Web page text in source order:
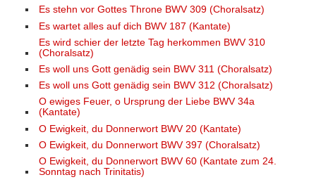
Es stehn vor Gottes Throne BWV 309 (Choralsatz)
Es wartet alles auf dich BWV 187 (Kantate)
Es wird schier der letzte Tag herkommen BWV 310
(Choralsatz)
Es woll uns Gott genädig sein BWV 311 (Choralsatz)
Es woll uns Gott genädig sein BWV 312 (Choralsatz)
O ewiges Feuer, o Ursprung der Liebe BWV 34a
(Kantate)
O Ewigkeit, du Donnerwort BWV 20 (Kantate)
O Ewigkeit, du Donnerwort BWV 397 (Choralsatz)
O Ewigkeit, du Donnerwort BWV 60 (Kantate zum 24.
Sonntag nach Trinitatis)